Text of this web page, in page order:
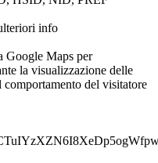
info
Google Maps per
la visualizzazione delle
comportamento del visitatore